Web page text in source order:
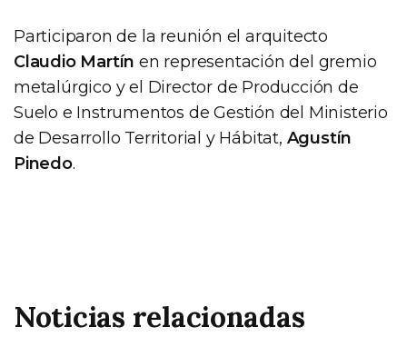
Participaron de la reunión el arquitecto
Claudio Martín en representación del gremio
metalúrgico y el Director de Producción de
Suelo e Instrumentos de Gestión del Ministerio
de Desarrollo Territorial y Hábitat, Agustín
Pinedo.
Noticias relacionadas